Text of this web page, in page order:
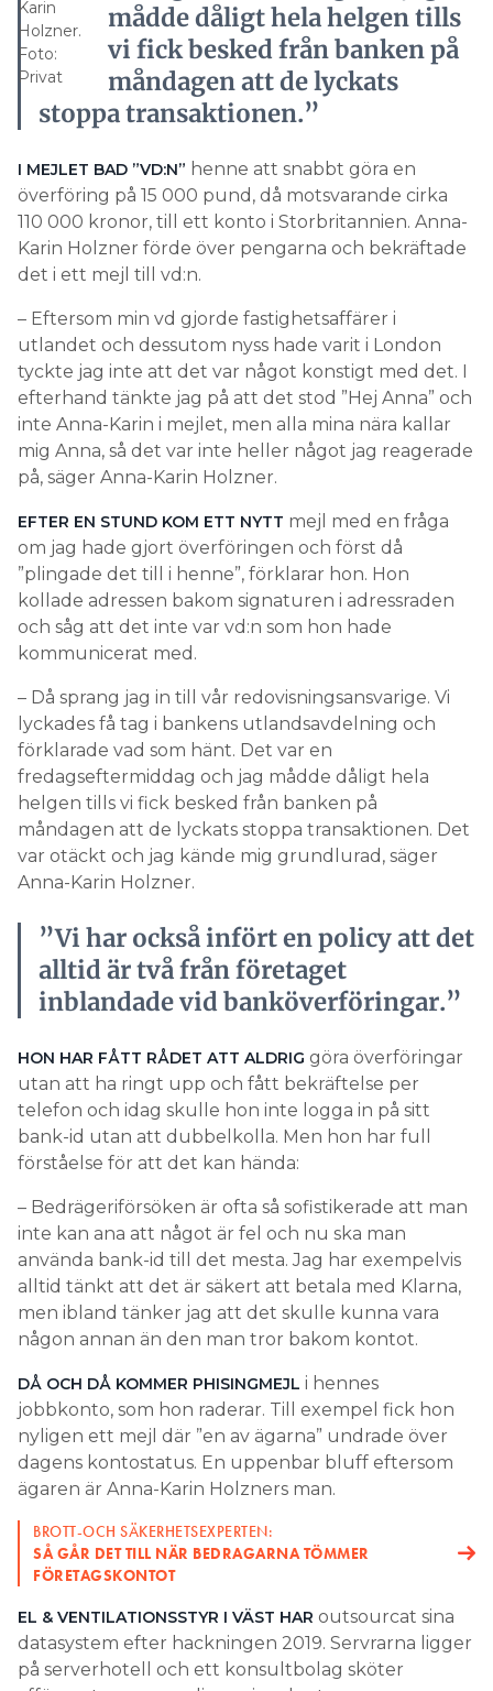
Karin
Holzner.
Foto:
Privat
mådde dåligt hela helgen tills
vi fick besked från banken på
måndagen att de lyckats
stoppa transaktionen.”
I MEJLET BAD ”VD:N” henne att snabbt göra en
överföring på 15 000 pund, då motsvarande cirka
110 000 kronor, till ett konto i Storbritannien. Anna-
Karin Holzner förde över pengarna och bekräftade
det i ett mejl till vd:n.
– Eftersom min vd gjorde fastighetsaffärer i
utlandet och dessutom nyss hade varit i London
tyckte jag inte att det var något konstigt med det. I
efterhand tänkte jag på att det stod ”Hej Anna” och
inte Anna-Karin i mejlet, men alla mina nära kallar
mig Anna, så det var inte heller något jag reagerade
på, säger Anna-Karin Holzner.
EFTER EN STUND KOM ETT NYTT mejl med en fråga
om jag hade gjort överföringen och först då
”plingade det till i henne”, förklarar hon. Hon
kollade adressen bakom signaturen i adressraden
och såg att det inte var vd:n som hon hade
kommunicerat med.
– Då sprang jag in till vår redovisningsansvarige. Vi
lyckades få tag i bankens utlandsavdelning och
förklarade vad som hänt. Det var en
fredagseftermiddag och jag mådde dåligt hela
helgen tills vi fick besked från banken på
måndagen att de lyckats stoppa transaktionen. Det
var otäckt och jag kände mig grundlurad, säger
Anna-Karin Holzner.
”Vi har också infört en policy att det
alltid är två från företaget
inblandade vid banköverföringar.”
HON HAR FÅTT RÅDET ATT ALDRIG göra överföringar
utan att ha ringt upp och fått bekräftelse per
telefon och idag skulle hon inte logga in på sitt
bank-id utan att dubbelkolla. Men hon har full
förståelse för att det kan hända:
– Bedrägeriförsöken är ofta så sofistikerade att man
inte kan ana att något är fel och nu ska man
använda bank-id till det mesta. Jag har exempelvis
alltid tänkt att det är säkert att betala med Klarna,
men ibland tänker jag att det skulle kunna vara
någon annan än den man tror bakom kontot.
DÅ OCH DÅ KOMMER PHISINGMEJL i hennes
jobbkonto, som hon raderar. Till exempel fick hon
nyligen ett mejl där ”en av ägarna” undrade över
dagens kontostatus. En uppenbar bluff eftersom
ägaren är Anna-Karin Holzners man.
BROTT-OCH SÄKERHETSEXPERTEN:
SÅ GÅR DET TILL NÄR BEDRAGARNA TÖMMER
FÖRETAGSKONTOT
EL & VENTILATIONSSTYR I VÄST HAR outsourcat sina
datasystem efter hackningen 2019. Servrarna ligger
på serverhotell och ett konsultbolag sköter